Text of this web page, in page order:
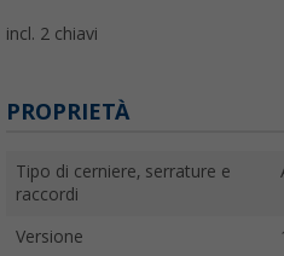
incl. 2 chiavi
PROPRIETÀ
Tipo di cerniere, serrature e
raccordi
Versione